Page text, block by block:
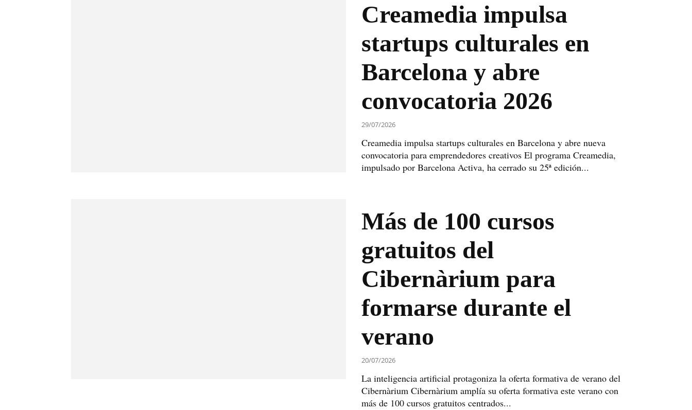
Creamedia impulsa
startups culturales en
Barcelona y abre
convocatoria 2026
29/07/2026
Creamedia impulsa startups culturales en Barcelona y abre nueva
convocatoria para emprendedores creativos El programa Creamedia,
impulsado por Barcelona Activa, ha cerrado su 25ª edición...
Más de 100 cursos
gratuitos del
Cibernàrium para
formarse durante el
verano
20/07/2026
La inteligencia artificial protagoniza la oferta formativa de verano del
Cibernàrium Cibernàrium amplía su oferta formativa este verano con
más de 100 cursos gratuitos centrados...